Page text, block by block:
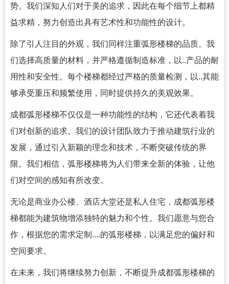
势。我们深知人们对于美的追求，因此在每个细节上都精
益求精，努力创造出具有艺术性和功能性的设计。
除了引人注目的外观，我们同样注重弧形楼梯的品质。我
们选择高质量的材料，并严格遵循制造标准，以..产品的耐
用性和安全性。每个楼梯都经过严格的质量检测，以..其能
够承受重压和频繁使用，同时提供持久的美观效果。
成都弧形楼梯不仅仅是一种功能性的结构，它还代表着我
们对创新的追求。我们的设计团队致力于推动建筑行业的
发展，通过引入新颖的理念和技术，不断突破传统的界
限。我们相信，弧形楼梯将为人们带来全新的体验，让他
们对空间的感知有所改变。
无论是商业办公楼、酒店大堂还是私人住宅，成都弧形楼
梯都能为建筑物增添独特的魅力和个性。我们愿意与您合
作，根据您的需求定制....的弧形楼梯，以满足您的偏好和
空间要求。
在未来，我们将继续努力创新，不断提升成都弧形楼梯的